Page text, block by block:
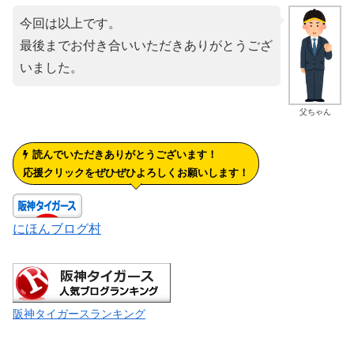
父ちゃん
今回は以上です。
最後までお付き合いいただきありがとうござ
いました。
読んでいただきありがとうございます！
応援クリックをぜひぜひよろしくお願いします！
にほんブログ村
阪神タイガースランキング